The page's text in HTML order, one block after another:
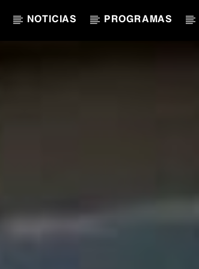
NOTICIAS PROGRAMAS